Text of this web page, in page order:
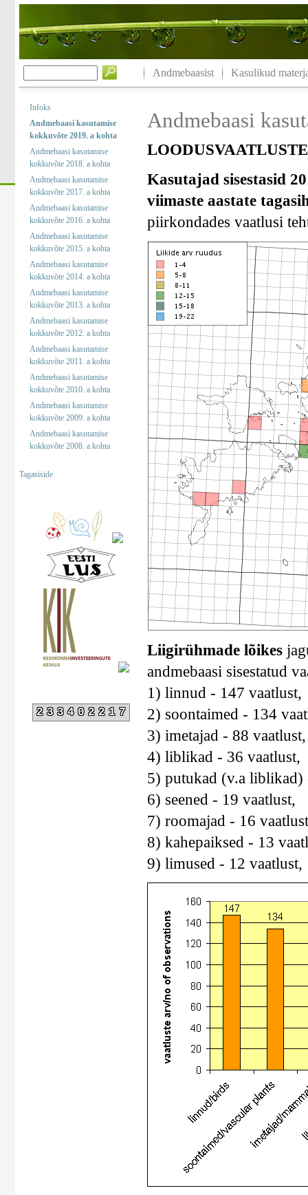
Andmebaasist Kasulikud
Infoks
Andmebaasi kasutamise
kokkuvõte 2019. a kohta
Andmebaasi kasutamise
kokkuvõte 2018. a kohta
Andmebaasi kasutamise
kokkuvõte 2017. a kohta
Andmebaasi kasutamise
kokkuvõte 2016. a kohta
Andmebaasi kasutamise
kokkuvõte 2015. a kohta
Andmebaasi kasutamise
kokkuvõte 2014. a kohta
Andmebaasi kasutamise
kokkuvõte 2013. a kohta
Andmebaasi kasutamise
kokkuvõte 2012. a kohta
Andmebaasi kasutamise
kokkuvõte 2011. a kohta
Andmebaasi kasutamise
kokkuvõte 2010. a kohta
Andmebaasi kasutamise
kokkuvõte 2009. a kohta
Andmebaasi kasutamise
kokkuvõte 2008. a kohta
Tagasiside
233402217
Andmebaasi
Kasutajad sisestasid
viimaste aastate
piirkondades vaatlusi
Liigirühmade lõikes
andmebaasi sisestatud
1) linnud - 147 vaatlust,
2) soontaimed - 134
3) imetajad - 88 vaatlust,
4) liblikad - 36 vaatlust,
5) putukad (v.a liblikad)
6) seened - 19 vaatlust,
7) roomajad - 16 vaatlust
8) kahepaiksed - 13
9) limused - 12 vaatlust,